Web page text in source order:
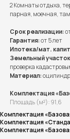
2 Комнаты отдыха,
парная, моечная,
Срок реализации:
Гарантия:от 5 лет
Ипотека/мат.
Земельный
проверка
Материал:
Комплектация
Площадь (м²): 91,6
Комплектация
Комплектация
Комплектация